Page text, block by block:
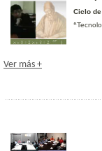
Ciclo
“
Ver más +